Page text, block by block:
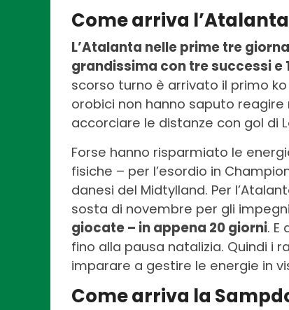
Come arriva l’Atalanta
L’Atalanta nelle prime tre
grandissima con tre successi e
scorso turno è arrivato il primo
orobici non hanno saputo
accorciare le distanze con gol di
Forse hanno risparmiato le
fisiche – per l’esordio in
danesi del Midtylland. Per
sosta di novembre per gli
giocate – in appena 20 giorni. E
fino alla pausa natalizia. Quindi i
imparare a gestire le energie in
Come arriva la